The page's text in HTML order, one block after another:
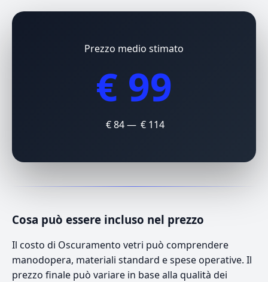
Prezzo medio stimato
€ 99
€ 84 — € 114
Cosa può essere incluso nel prezzo
Il costo di Oscuramento vetri può comprendere
manodopera, materiali standard e spese operative. Il
prezzo finale può variare in base alla qualità dei